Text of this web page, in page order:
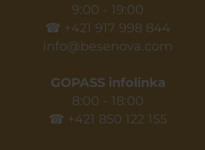
9:00 - 19:00
☎ +421 917 998 844
info@besenova.com
GOPASS infolinka
8:00 - 18:00
☎ +421 850 122 155